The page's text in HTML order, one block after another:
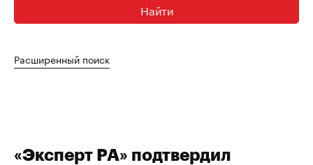
Найти
Расширенный поиск
«Эксперт РА» подтвердил